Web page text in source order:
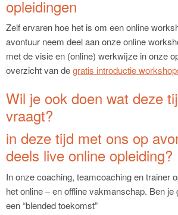
opleidingen
Zelf ervaren hoe het is om een online
avontuur neem deel aan onze online
met de visie en (online) werkwijze in onze
overzicht van degratis introductie
Wil je ook doen wat deze
vraagt?
in deze tijd met ons op
deels live online opleiding?
In onze coaching, teamcoaching en trainer
het online – en offline vakmanschap. Ben
een “blended toekomst”